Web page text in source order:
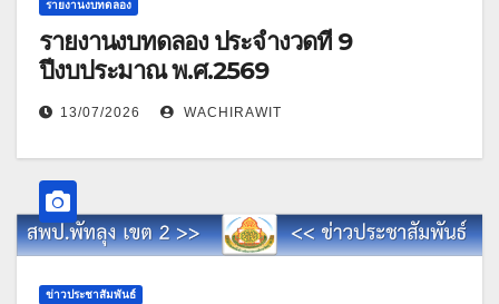
รายงานงบทดลอง
รายงานงบทดลอง ประจำงวดที่ 9
ปีงบประมาณ พ.ศ.2569
13/07/2026 WACHIRAWIT
ข่าวประชาสัมพันธ์